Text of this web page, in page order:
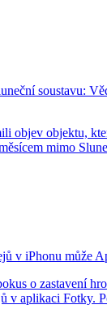
soustavu:
objev objektu,
mimo
v iPhonu může
o zastavení
v aplikaci Fotky.